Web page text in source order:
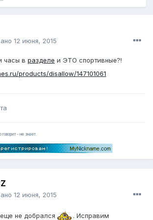
12 июня, 2015
часы в разделе и ЭТО спортивные?!
products/disallow/147101061
говорит - не знает.
12 июня, 2015
не добрался . Исправим